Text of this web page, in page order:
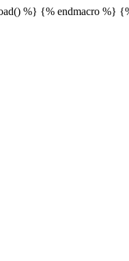
%} {% endmacro %}